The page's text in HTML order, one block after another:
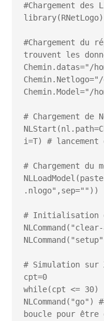
#Chargement des
library(RNetLogo)
#Chargement du
trouvent les
Chemin.datas="/
Chemin.Model="/
# Chargement de
i=T) # lancement
# Chargement du
# Initialisation
# Simulation sur
cpt=0
while(cpt <= 30)
boucle pour